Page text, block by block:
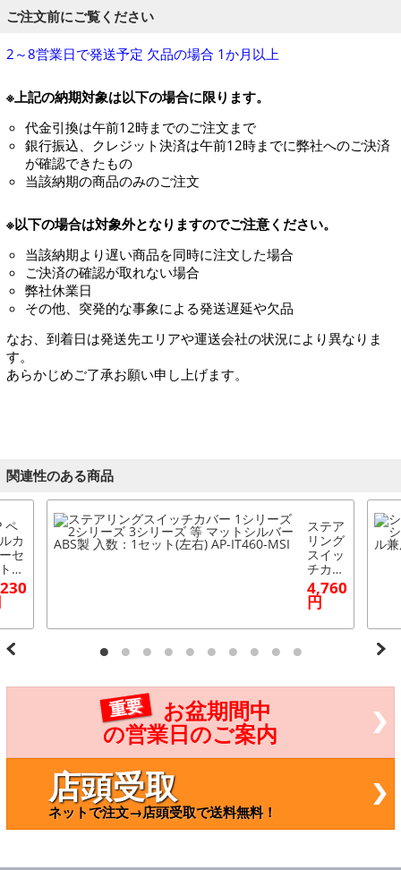
ご注文前にご覧ください
2～8営業日で発送予定 欠品の場合 1か月以上
※上記の納期対象は以下の場合に限ります。
代金引換は午前12時までのご注文まで
銀行振込、クレジット決済は午前12時までに弊社へのご決済
が確認できたもの
当該納期の商品のみのご注文
※以下の場合は対象外となりますのでご注意ください。
当該納期より遅い商品を同時に注文した場合
ご決済の確認が取れない場合
弊社休業日
その他、突発的な事象による発送遅延や欠品
なお、到着日は発送先エリアや運送会社の状況により異なりま
す。
あらかじめご了承お願い申し上げます。
関連性のある商品
ペ
カ
セ
ン
＋
ー
ン
車
リ
ステア
リング
スイッ
チカバ
ー 1シ
リーズ
2シリ
ーズ 3
シルバ
(左右)
4,760
円
重要
お盆期間中
の営業日のご案内
店頭受取
ネットで注文→店頭受取で送料無料！